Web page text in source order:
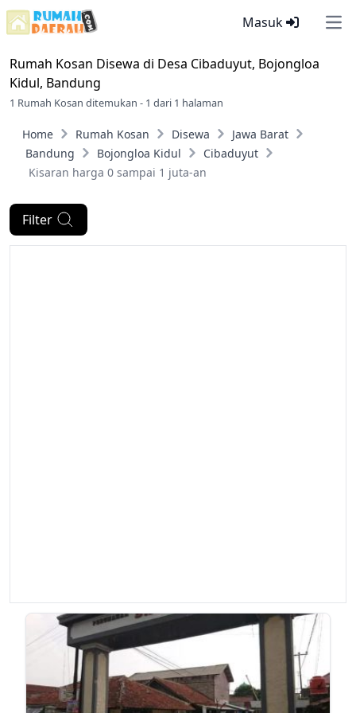
Masuk
Rumah Kosan Disewa di Desa Cibaduyut, Bojongloa
Kidul, Bandung
1 Rumah Kosan ditemukan - 1 dari 1 halaman
Home Rumah Kosan Disewa
Jawa Barat
Bandung
Bojongloa Kidul
Cibaduyut
Kisaran harga 0 sampai 1 juta-an
Filter